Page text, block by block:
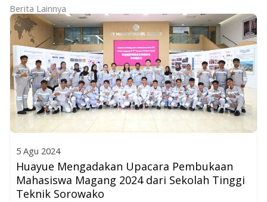
Berita Lainnya
5 Agu 2024
Huayue Mengadakan Upacara Pembukaan
Mahasiswa Magang 2024 dari Sekolah Tinggi
Teknik Sorowako